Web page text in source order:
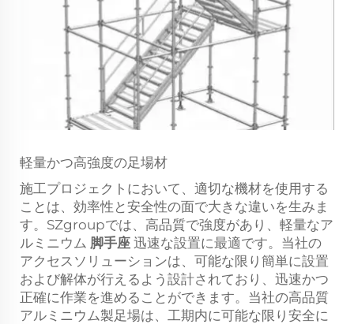
軽量かつ高強度の足場材
施工プロジェクトにおいて、適切な機材を使用する
ことは、効率性と安全性の面で大きな違いを生みま
す。SZgroupでは、高品質で強度があり、軽量なア
ルミニウム 脚手座 迅速な設置に最適です。当社の
アクセスソリューションは、可能な限り簡単に設置
および解体が行えるよう設計されており、迅速かつ
正確に作業を進めることができます。当社の高品質
アルミニウム製足場は、工期内に可能な限り安全に